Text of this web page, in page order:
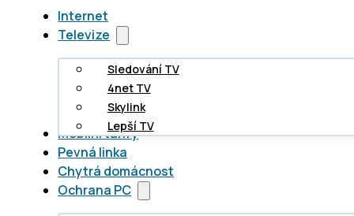
Internet
Televize
Sledování TV
4net TV
Skylink
Lepší TV
Mobilní tarify
Pevná linka
Chytrá domácnost
Ochrana PC